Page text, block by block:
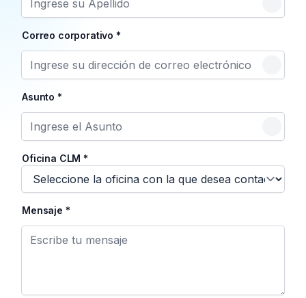
Correo corporativo *
Asunto *
Oficina CLM *
Mensaje *